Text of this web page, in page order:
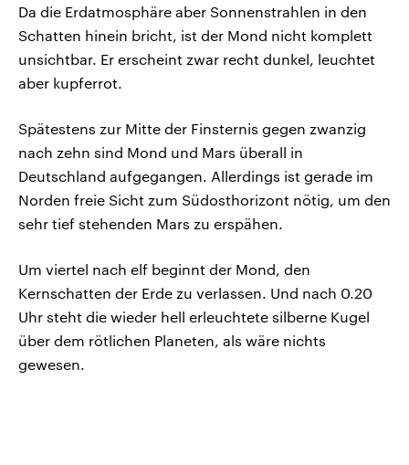
Da die Erdatmosphäre aber Sonnenstrahlen in den
Schatten hinein bricht, ist der Mond nicht komplett
unsichtbar. Er erscheint zwar recht dunkel, leuchtet
aber kupferrot.
Spätestens zur Mitte der Finsternis gegen zwanzig
nach zehn sind Mond und Mars überall in
Deutschland aufgegangen. Allerdings ist gerade im
Norden freie Sicht zum Südosthorizont nötig, um den
sehr tief stehenden Mars zu erspähen.
Um viertel nach elf beginnt der Mond, den
Kernschatten der Erde zu verlassen. Und nach 0.20
Uhr steht die wieder hell erleuchtete silberne Kugel
über dem rötlichen Planeten, als wäre nichts
gewesen.